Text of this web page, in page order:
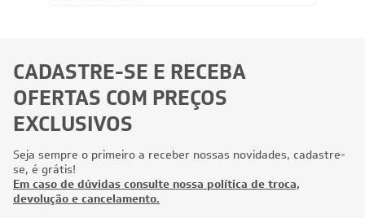
CADASTRE-SE E RECEBA
OFERTAS COM PREÇOS
EXCLUSIVOS
Seja sempre o primeiro a receber nossas novidades, cadastre-
se, é grátis!
Em caso de dúvidas consulte nossa política de troca,
devolução e cancelamento.